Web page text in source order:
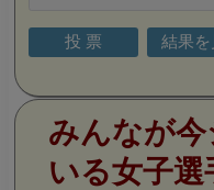
みんなが
いる女子選